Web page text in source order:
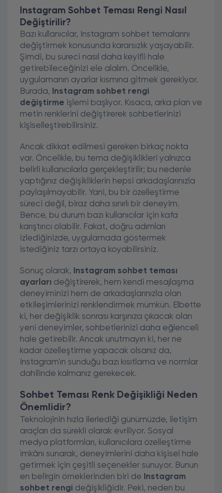
Instagram Sohbet Teması Rengi Nasıl
Değiştirilir?
Bazı kullanıcılar, Instagram sohbet temalarını
değiştirmek konusunda kararsızlık yaşayabilir.
Şimdi, bu süreci nasıl daha keyifli hale
getirebileceğinizi ele alalım. Öncelikle,
uygulamanın ayarlar kısmına gitmek gerekiyor.
Burada, Instagram sohbet rengi
değiştirme işlemi başlıyor. Kısaca, arka plan ve
metin renklerini değiştirerek sohbetlerinizi
kişiselleştirebilirsiniz.
Ancak dikkat edilmesi gereken birkaç nokta
var. Öncelikle, bu tema değişiklikleri yalnızca
belirli kullanıcılarla gerçekleştirilir; bu nedenle
yaptığınız değişikliklerin hepsi arkadaşlarınızla
paylaşılmayabilir. Yani, bu bir özelleştirme
süreci değil, biraz daha sınırlı bir deneyim.
Bence, bu durum bazı kullanıcılar için kafa
karıştırıcı olabilir. Fakat, doğru adımları
izlediğinizde, uygulamada göstermek
istediğiniz tarzı ortaya koyabilirsiniz.
Sonuç olarak, Instagram sohbet teması
ayarları değiştirerek, hem kendi mesajlaşma
deneyiminizi hem de arkadaşlarınızla olan
etkileşimlerinizi renklendirmek mümkün. Elbette
ki, her değişiklik sonrası karşınıza çıkacak olan
yeni deneyimler, sohbetlerinizi daha eğlenceli
hale getirebilir. Ancak unutmayın ki, her ne
kadar özelleştirme yapacak olsanız da,
Instagram'ın sunduğu bazı kısıtlama ve normlar
dahilinde kalmanız gerekecek.
Sohbet Teması Renk Değişikliği Neden
Önemlidir?
Teknolojinin hızla ilerlediği günümüzde, iletişim
araçları da sürekli olarak evriliyor. Sosyal
medya platformları, kullanıcılara özelleştirme
imkânı sunarak, deneyimlerini daha kişisel hale
getirmek için çeşitli seçenekler sunuyor. Bunun
en belirgin örneklerinden biri de Instagram
sohbet rengi değişikliğidir. Peki, neden bu